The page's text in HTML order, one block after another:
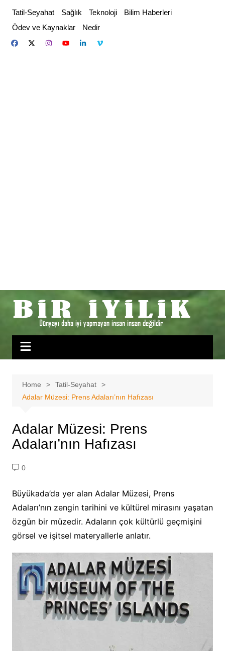
content
Tatil-Seyahat Sağlık Teknoloji
Bilim Haberleri
Ödev ve Kaynaklar
Nedir
Home
Tatil-Seyahat
Adalar Müzesi: Prens Adaları’nın Hafızası
Adalar Müzesi: Prens
Adaları’nın Hafızası
0
Büyükada’da yer alan Adalar Müzesi, Prens
Adaları’nın zengin tarihini ve kültürel mirasını yaşatan
özgün bir müzedir. Adaların çok kültürlü geçmişini
görsel ve işitsel materyallerle anlatır.